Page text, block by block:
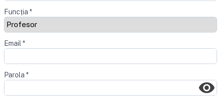
Funcția *
Email *
Parola *